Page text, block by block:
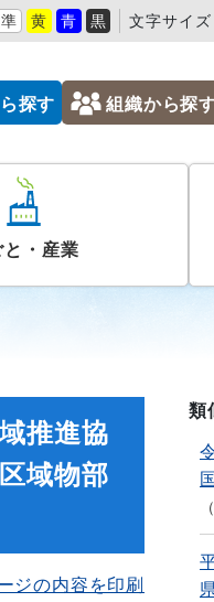
黄 青 黒 文字サイズ
探す 組織から探
と・産業
推進協
域物部
ジの内容を印刷
類